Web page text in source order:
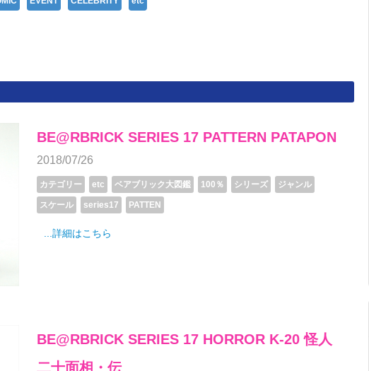
BE@RBRICK SERIES 17 PATTERN PATAPON
2018/07/26
カテゴリー etc ベアブリック大図鑑 100％ シリーズ ジャンル
スケール series17 PATTEN
...詳細はこちら
BE@RBRICK SERIES 17 HORROR K-20 怪人
二十面相・伝